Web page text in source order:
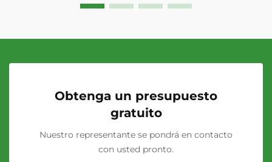
Obtenga un presupuesto
gratuito
Nuestro representante se pondrá en contacto
con usted pronto.